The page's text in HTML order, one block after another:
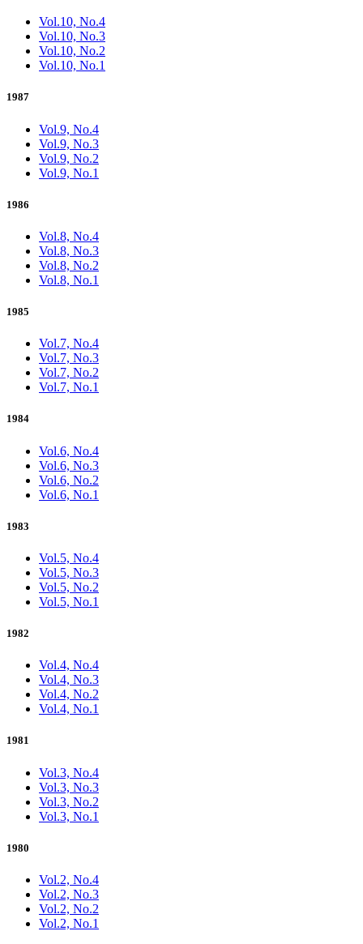
Vol.10, No.4
Vol.10, No.3
Vol.10, No.2
Vol.10, No.1
1987
Vol.9, No.4
Vol.9, No.3
Vol.9, No.2
Vol.9, No.1
1986
Vol.8, No.4
Vol.8, No.3
Vol.8, No.2
Vol.8, No.1
1985
Vol.7, No.4
Vol.7, No.3
Vol.7, No.2
Vol.7, No.1
1984
Vol.6, No.4
Vol.6, No.3
Vol.6, No.2
Vol.6, No.1
1983
Vol.5, No.4
Vol.5, No.3
Vol.5, No.2
Vol.5, No.1
1982
Vol.4, No.4
Vol.4, No.3
Vol.4, No.2
Vol.4, No.1
1981
Vol.3, No.4
Vol.3, No.3
Vol.3, No.2
Vol.3, No.1
1980
Vol.2, No.4
Vol.2, No.3
Vol.2, No.2
Vol.2, No.1